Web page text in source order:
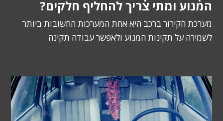
המנוע ומתי צריך להחליף חלקים?
מערכת הקירור ברכב היא אחת המערכות החשובות ביותר
לשמירה על תקינות המנוע ולאפשר עבודה תקינה